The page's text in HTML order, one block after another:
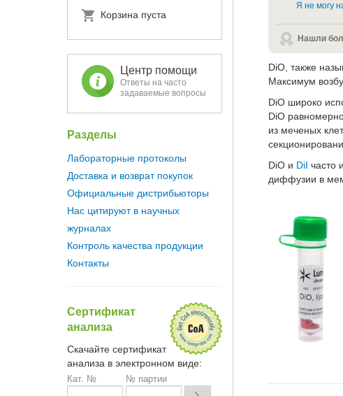
Я не могу
Нашли
DiO, также
Максимум
DiO широко
DiO
из меченых
DiO и DiI часто
диффузии в
Корзина пуста
Центр помощи
Ответы на часто
задаваемые вопросы
Разделы
Лабораторные протоколы
Доставка и возврат покупок
Официальные дистрибьюторы
Нас цитируют в научных
журналах
Контроль качества продукции
Контакты
Сертификат
анализа
Скачайте сертификат
анализа в электронном виде:
Кат. № № партии